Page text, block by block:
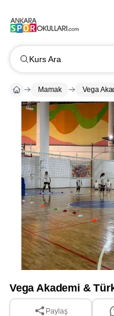
Kurs Ara
Mamak Vega
%
Vega Akademi &
Paylaş